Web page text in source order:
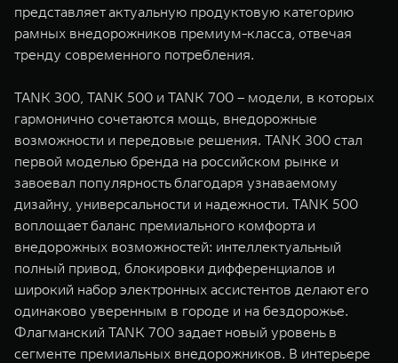
представляет актуальную продуктовую категорию
рамных внедорожников премиум-класса, отвечая
тренду современного потребления.
TANK 300, TANK 500 и TANK 700 – модели, в которых
гармонично сочетаются мощь, внедорожные
возможности и передовые решения. TANK 300 стал
первой моделью бренда на российском рынке и
завоевал популярность благодаря узнаваемому
дизайну, универсальности и надежности. TANK 500
воплощает баланс премиального комфорта и
внедорожных возможностей: интеллектуальный
полный привод, блокировки дифференциалов и
широкий набор электронных ассистентов делают его
одинаково уверенным в городе и на бездорожье.
Флагманский TANK 700 задает новый уровень в
сегменте премиальных внедорожников. В интерьере